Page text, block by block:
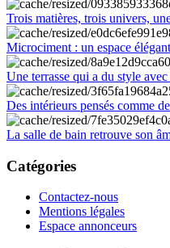
Trois matières, trois univers,
Microciment : un espace
Une terrasse qui a du style
Des intérieurs pensés comme
La salle de bain retrouve son
Catégories
Contactez-nous
Mentions légales
Espace annonceurs